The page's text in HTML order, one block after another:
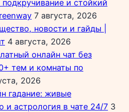
подкручивание и стойкий
7 августа, 2026
новости и гайды |
4 августа, 2026
онлайн чат без
тем и комнаты по
2026
гадание: живые
и астрология в чате 24/7 3